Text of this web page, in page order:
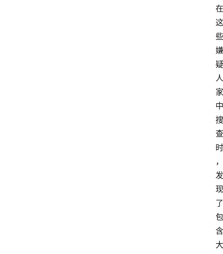
在
这
些
嫌
疑
人
家
中
搜
查
时
，
发
现
了
包
含
大